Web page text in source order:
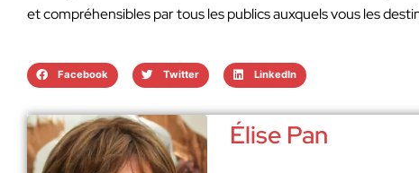
et compréhensibles par tous les publics auxquels vous les
Facebook Twitter LinkedIn
Élise Pan